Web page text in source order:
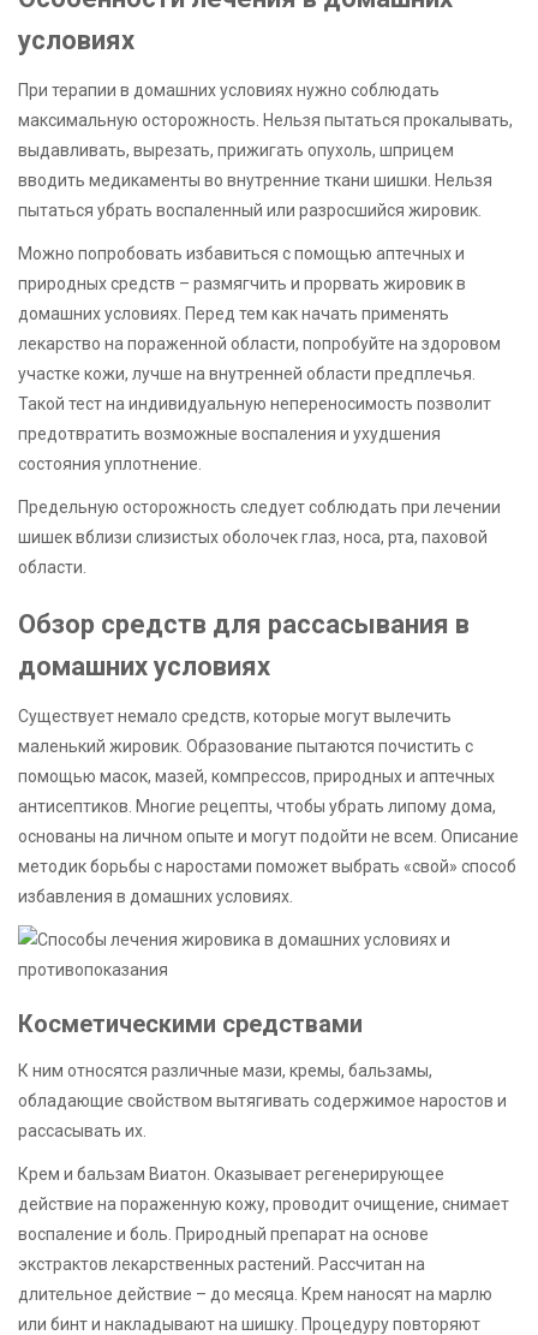
условиях
При терапии в домашних условиях нужно соблюдать
максимальную осторожность. Нельзя пытаться прокалывать,
выдавливать, вырезать, прижигать опухоль, шприцем
вводить медикаменты во внутренние ткани шишки. Нельзя
пытаться убрать воспаленный или разросшийся жировик.
Можно попробовать избавиться с помощью аптечных и
природных средств – размягчить и прорвать жировик в
домашних условиях. Перед тем как начать применять
лекарство на пораженной области, попробуйте на здоровом
участке кожи, лучше на внутренней области предплечья.
Такой тест на индивидуальную непереносимость позволит
предотвратить возможные воспаления и ухудшения
состояния уплотнение.
Предельную осторожность следует соблюдать при лечении
шишек вблизи слизистых оболочек глаз, носа, рта, паховой
области.
Обзор средств для рассасывания в
домашних условиях
Существует немало средств, которые могут вылечить
маленький жировик. Образование пытаются почистить с
помощью масок, мазей, компрессов, природных и аптечных
антисептиков. Многие рецепты, чтобы убрать липому дома,
основаны на личном опыте и могут подойти не всем. Описание
методик борьбы с наростами поможет выбрать «свой» способ
избавления в домашних условиях.
Косметическими средствами
К ним относятся различные мази, кремы, бальзамы,
обладающие свойством вытягивать содержимое наростов и
рассасывать их.
Крем и бальзам Виатон. Оказывает регенерирующее
действие на пораженную кожу, проводит очищение, снимает
воспаление и боль. Природный препарат на основе
экстрактов лекарственных растений. Рассчитан на
длительное действие – до месяца. Крем наносят на марлю
или бинт и накладывают на шишку. Процедуру повторяют